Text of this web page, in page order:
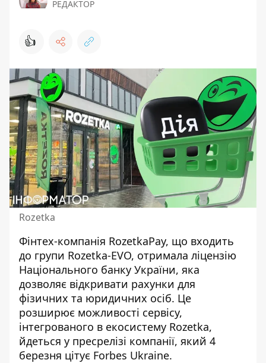
РЕДАКТОР
👍
Rozetka
Фінтех-компанія RozetkaPay, що входить
до групи Rozetka-EVO, отримала ліцензію
Національного банку України, яка
дозволяє відкривати рахунки для
фізичних та юридичних осіб. Це
розширює можливості сервісу,
інтегрованого в екосистему Rozetka,
йдеться у пресрелізі компанії, який 4
березня цітує Forbes Ukraine.